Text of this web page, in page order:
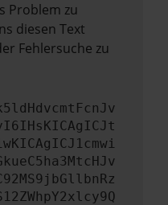
Problem zu
diesen Text
Fehlersuche zu